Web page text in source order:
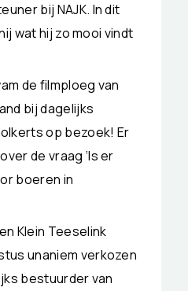
bij NAJK. In dit
wat hij zo mooi vindt
de filmploeg van
bij dagelijks
op bezoek! Er
de vraag ‘Is er
boeren in
Klein Teeselink
unaniem verkozen
bestuurder van